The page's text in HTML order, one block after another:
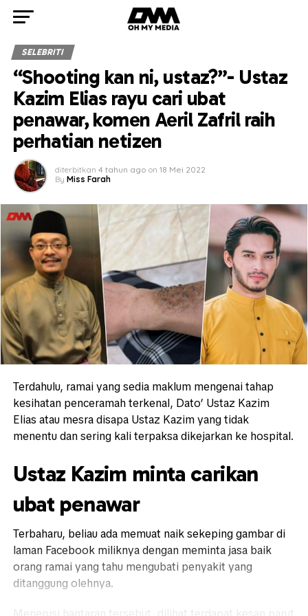
SELEBRITI
“Shooting kan ni, ustaz?”- Ustaz
Kazim Elias rayu cari ubat
penawar, komen Aeril Zafril raih
perhatian netizen
diterbitkan 4 tahun ago on 18 Mei 2022
By Miss Farah
Terdahulu, ramai yang sedia maklum mengenai tahap
kesihatan penceramah terkenal, Dato’ Ustaz Kazim
Elias atau mesra disapa Ustaz Kazim yang tidak
menentu dan sering kali terpaksa dikejarkan ke hospital.
Ustaz Kazim minta carikan
ubat penawar
Terbaharu, beliau ada memuat naik sekeping gambar di
laman Facebook miliknya dengan meminta jasa baik
orang ramai yang tahu mengubati penyakit yang
ditanggung olehnya.